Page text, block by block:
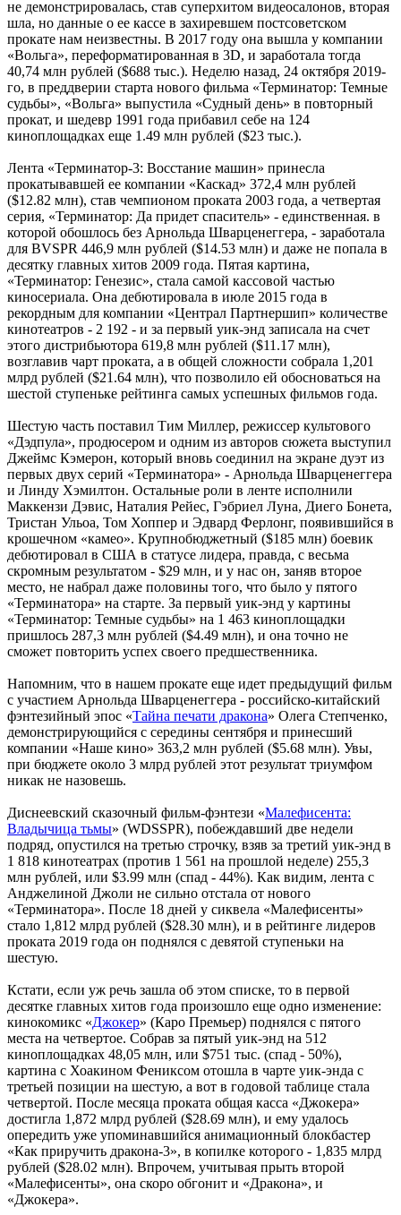
не демонстрировалась, став суперхитом видеосалонов, вторая
шла, но данные о ее кассе в захиревшем постсоветском
прокате нам неизвестны. В 2017 году она вышла у компании
«Вольга», переформатированная в 3D, и заработала тогда
40,74 млн рублей ($688 тыс.). Неделю назад, 24 октября 2019-
го, в преддверии старта нового фильма «Терминатор: Темные
судьбы», «Вольга» выпустила «Судный день» в повторный
прокат, и шедевр 1991 года прибавил себе на 124
киноплощадках еще 1.49 млн рублей ($23 тыс.).
Лента «Терминатор-3: Восстание машин» принесла
прокатывавшей ее компании «Каскад» 372,4 млн рублей
($12.82 млн), став чемпионом проката 2003 года, а четвертая
серия, «Терминатор: Да придет спаситель» - единственная. в
которой обошлось без Арнольда Шварценеггера, - заработала
для BVSPR 446,9 млн рублей ($14.53 млн) и даже не попала в
десятку главных хитов 2009 года. Пятая картина,
«Терминатор: Генезис», стала самой кассовой частью
киносериала. Она дебютировала в июле 2015 года в
рекордным для компании «Централ Партнершип» количестве
кинотеатров - 2 192 - и за первый уик-энд записала на счет
этого дистрибьютора 619,8 млн рублей ($11.17 млн),
возглавив чарт проката, а в общей сложности собрала 1,201
млрд рублей ($21.64 млн), что позволило ей обосноваться на
шестой ступеньке рейтинга самых успешных фильмов года.
Шестую часть поставил Тим Миллер, режиссер культового
«Дэдпула», продюсером и одним из авторов сюжета выступил
Джеймс Кэмерон, который вновь соединил на экране дуэт из
первых двух серий «Терминатора» - Арнольда Шварценеггера
и Линду Хэмилтон. Остальные роли в ленте исполнили
Маккензи Дэвис, Наталия Рейес, Гэбриел Луна, Диего Бонета,
Тристан Ульоа, Том Хоппер и Эдвард Ферлонг, появившийся в
крошечном «камео». Крупнобюджетный ($185 млн) боевик
дебютировал в США в статусе лидера, правда, с весьма
скромным результатом - $29 млн, и у нас он, заняв второе
место, не набрал даже половины того, что было у пятого
«Терминатора» на старте. За первый уик-энд у картины
«Терминатор: Темные судьбы» на 1 463 киноплощадки
пришлось 287,3 млн рублей ($4.49 млн), и она точно не
сможет повторить успех своего предшественника.
Напомним, что в нашем прокате еще идет предыдущий фильм
с участием Арнольда Шварценеггера - российско-китайский
фэнтезийный эпос «Тайна печати дракона» Олега Степченко,
демонстрирующийся с середины сентября и принесший
компании «Наше кино» 363,2 млн рублей ($5.68 млн). Увы,
при бюджете около 3 млрд рублей этот результат триумфом
никак не назовешь.
Диснеевский сказочный фильм-фэнтези «Малефисента:
Владычица тьмы» (WDSSPR), побеждавший две недели
подряд, опустился на третью строчку, взяв за третий уик-энд в
1 818 кинотеатрах (против 1 561 на прошлой неделе) 255,3
млн рублей, или $3.99 млн (спад - 44%). Как видим, лента с
Анджелиной Джоли не сильно отстала от нового
«Терминатора». После 18 дней у сиквела «Малефисенты»
стало 1,812 млрд рублей ($28.30 млн), и в рейтинге лидеров
проката 2019 года он поднялся с девятой ступеньки на
шестую.
Кстати, если уж речь зашла об этом списке, то в первой
десятке главных хитов года произошло еще одно изменение:
кинокомикс «Джокер» (Каро Премьер) поднялся с пятого
места на четвертое. Собрав за пятый уик-энд на 512
киноплощадках 48,05 млн, или $751 тыс. (спад - 50%),
картина с Хоакином Фениксом отошла в чарте уик-энда с
третьей позиции на шестую, а вот в годовой таблице стала
четвертой. После месяца проката общая касса «Джокера»
достигла 1,872 млрд рублей ($28.69 млн), и ему удалось
опередить уже упоминавшийся анимационный блокбастер
«Как приручить дракона-3», в копилке которого - 1,835 млрд
рублей ($28.02 млн). Впрочем, учитывая прыть второй
«Малефисенты», она скоро обгонит и «Дракона», и
«Джокера».